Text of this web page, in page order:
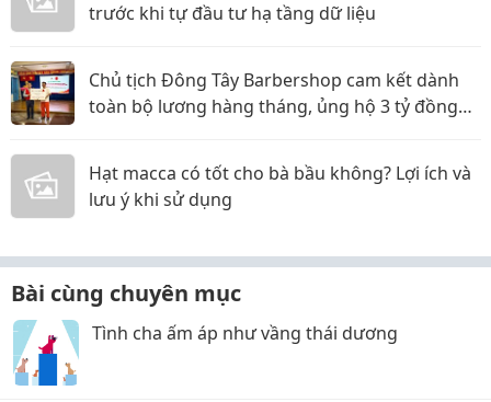
trước khi tự đầu tư hạ tầng dữ liệu
Chủ tịch Đông Tây Barbershop cam kết dành
toàn bộ lương hàng tháng, ủng hộ 3 tỷ đồng
Hạt macca có tốt cho bà bầu không? Lợi ích và
lưu ý khi sử dụng
Bài cùng chuyên mục
Tình cha ấm áp như vầng thái dương